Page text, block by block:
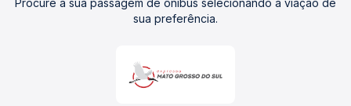
Procure a sua passagem de ônibus selecionando a viação de
sua preferência.